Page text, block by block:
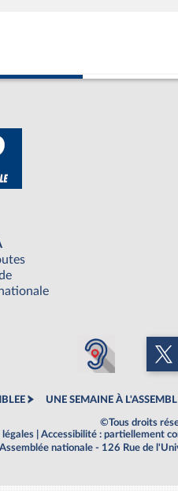
UNE SEMAINE À
©Tous droits
légales
Accessibilité : partiellement
Assemblée nationale - 126 Rue de